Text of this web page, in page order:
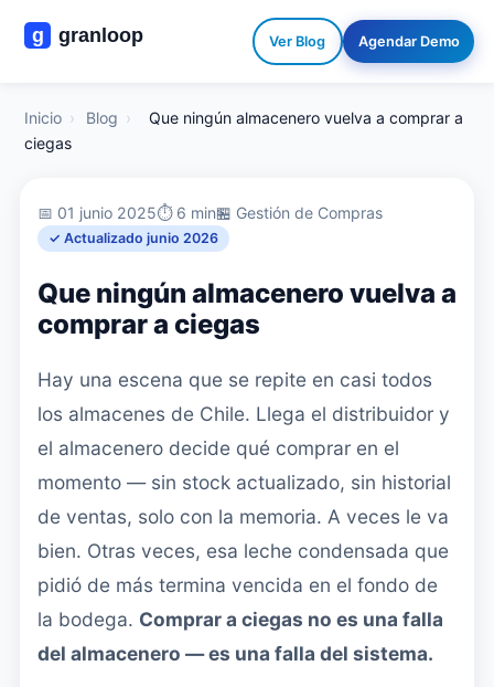
Ver Blog Agendar Demo
Inicio › Blog ›
Que ningún almacenero vuelva a comprar a
ciegas
📅 01 junio 2025⏱️ 6 min🏪 Gestión de Compras
✓ Actualizado junio 2026
Que ningún almacenero vuelva a
comprar a ciegas
Hay una escena que se repite en casi todos
los almacenes de Chile. Llega el distribuidor y
el almacenero decide qué comprar en el
momento — sin stock actualizado, sin historial
de ventas, solo con la memoria. A veces le va
bien. Otras veces, esa leche condensada que
pidió de más termina vencida en el fondo de
la bodega. Comprar a ciegas no es una falla
del almacenero — es una falla del sistema.